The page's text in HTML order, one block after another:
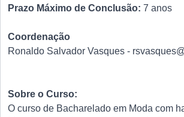
Prazo Máximo de Conclusão: 7 anos
Coordenação
Ronaldo Salvador Vasques -
Sobre o Curso:
O curso de Bacharelado em Moda com